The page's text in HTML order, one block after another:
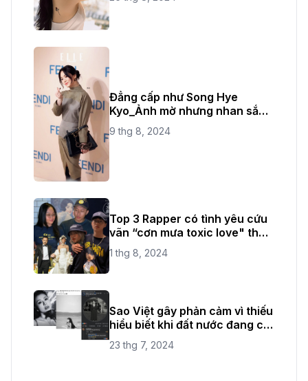
Đẳng cấp như Song Hye
Kyo_Ảnh mờ nhưng nhan sắc
không bao giờ mờ
9 thg 8, 2024
Top 3 Rapper có tình yêu cứu
vãn “cơn mưa toxic love" thời
gian vừa qua
1 thg 8, 2024
Sao Việt gây phản cảm vì thiếu
hiểu biết khi đất nước đang có
quốc tang
23 thg 7, 2024